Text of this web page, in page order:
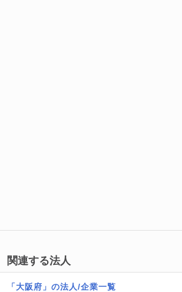
関連する法人
「大阪府」の法人/企業一覧